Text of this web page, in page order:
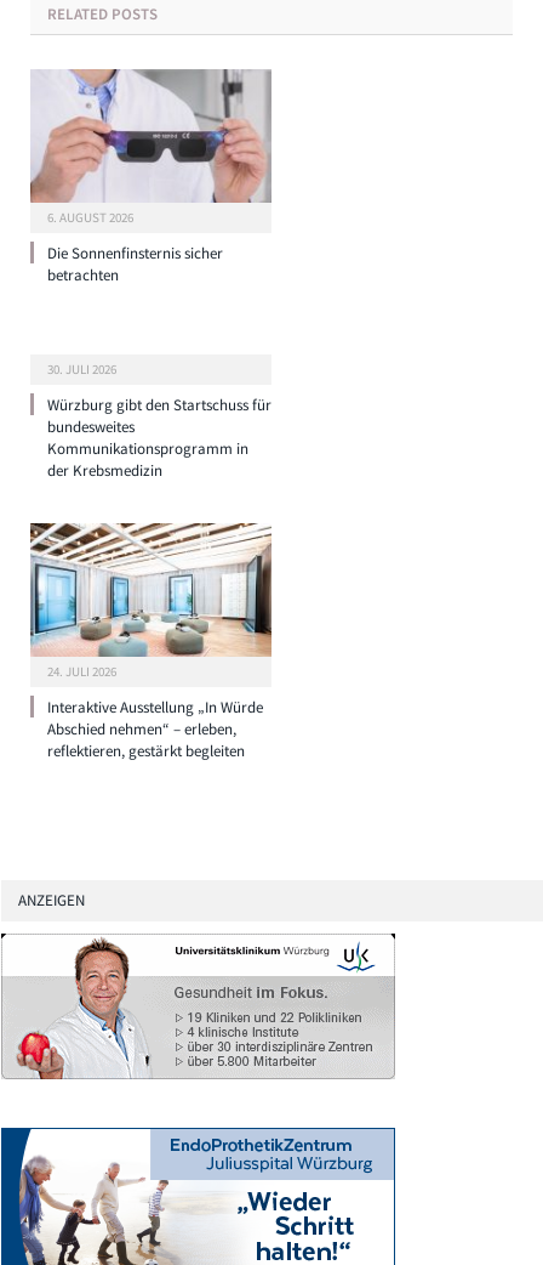
RELATED POSTS
6. AUGUST 2026
Die Sonnenfinsternis sicher
betrachten
30. JULI 2026
Würzburg gibt den Startschuss für
bundesweites
Kommunikationsprogramm in
der Krebsmedizin
24. JULI 2026
Interaktive Ausstellung „In Würde
Abschied nehmen“ – erleben,
reflektieren, gestärkt begleiten
ANZEIGEN